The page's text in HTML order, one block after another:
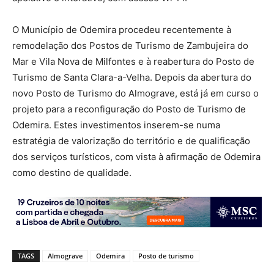
O Município de Odemira procedeu recentemente à
remodelação dos Postos de Turismo de Zambujeira do
Mar e Vila Nova de Milfontes e à reabertura do Posto de
Turismo de Santa Clara-a-Velha. Depois da abertura do
novo Posto de Turismo do Almograve, está já em curso o
projeto para a reconfiguração do Posto de Turismo de
Odemira. Estes investimentos inserem-se numa
estratégia de valorização do território e de qualificação
dos serviços turísticos, com vista à afirmação de Odemira
como destino de qualidade.
TAGS Almograve Odemira Posto de turismo